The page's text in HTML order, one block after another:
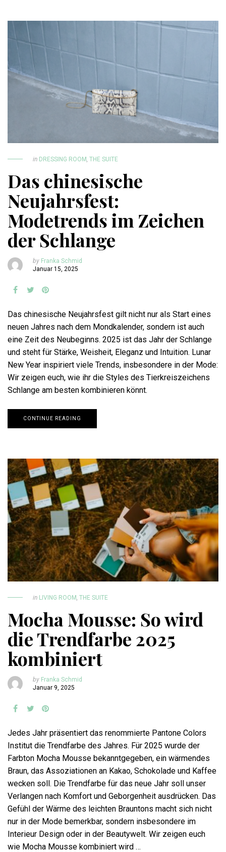
in DRESSING ROOM, THE SUITE
Das chinesische
Neujahrsfest:
Modetrends im Zeichen
der Schlange
by Franka Schmid
Januar 15, 2025
Das chinesische Neujahrsfest gilt nicht nur als Start eines
neuen Jahres nach dem Mondkalender, sondern ist auch
eine Zeit des Neubeginns. 2025 ist das Jahr der Schlange
und steht für Stärke, Weisheit, Eleganz und Intuition. Lunar
New Year inspiriert viele Trends, insbesondere in der Mode:
Wir zeigen euch, wie ihr die Styles des Tierkreiszeichens
Schlange am besten kombinieren könnt.
CONTINUE READING
in LIVING ROOM THE SUITE
Mocha Mousse: So wird
die Trendfarbe 2025
kombiniert
by Franka Schmid
Januar 9, 2025
Jedes Jahr präsentiert das renommierte Pantone Colors
Institut die Trendfarbe des Jahres. Für 2025 wurde der
Farbton Mocha Mousse bekanntgegeben, ein wärmendes
Braun, das Assoziationen an Kakao, Schokolade und Kaffee
wecken soll. Die Trendfarbe für das neue Jahr soll unser
Verlangen nach Komfort und Geborgenheit ausdrücken. Das
Gefühl der Wärme des leichten Brauntons macht sich nicht
nur in der Mode bemerkbar, sondern insbesondere im
Interieur Design oder in der Beautywelt. Wir zeigen euch
wie Mocha Mousse kombiniert wird …